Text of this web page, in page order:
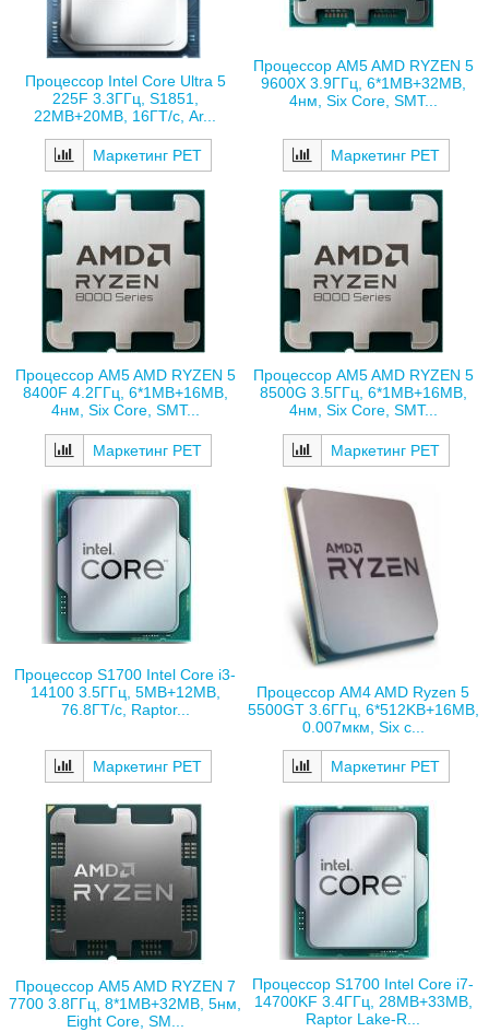
Процессор Intel Core Ultra 5
225F 3.3ГГц, S1851,
22MB+20MB, 16ГТ/с, Ar...
Маркетинг РЕТ
Процессор AM5 AMD RYZEN 5
9600X 3.9ГГц, 6*1MB+32MB,
4нм, Six Core, SMT...
Маркетинг РЕТ
Процессор AM5 AMD RYZEN 5
8400F 4.2ГГц, 6*1MB+16MB,
4нм, Six Core, SMT...
Маркетинг РЕТ
Процессор AM5 AMD RYZEN 5
8500G 3.5ГГц, 6*1MB+16MB,
4нм, Six Core, SMT...
Маркетинг РЕТ
Процессор S1700 Intel Core i3-
14100 3.5ГГц, 5MB+12MB,
76.8ГТ/с, Raptor...
Маркетинг РЕТ
Процессор AM4 AMD Ryzen 5
5500GT 3.6ГГц, 6*512KB+16MB,
0.007мкм, Six c...
Маркетинг РЕТ
Процессор AM5 AMD RYZEN 7
7700 3.8ГГц, 8*1MB+32MB, 5нм,
Eight Core, SM...
Процессор S1700 Intel Core i7-
14700KF 3.4ГГц, 28MB+33MB,
Raptor Lake-R...